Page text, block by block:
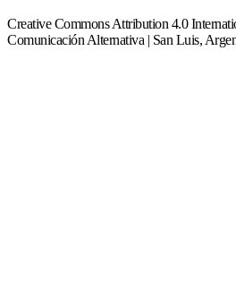
Creative Commons Attribution 4.0
Comunicación Alternativa | San Luis,